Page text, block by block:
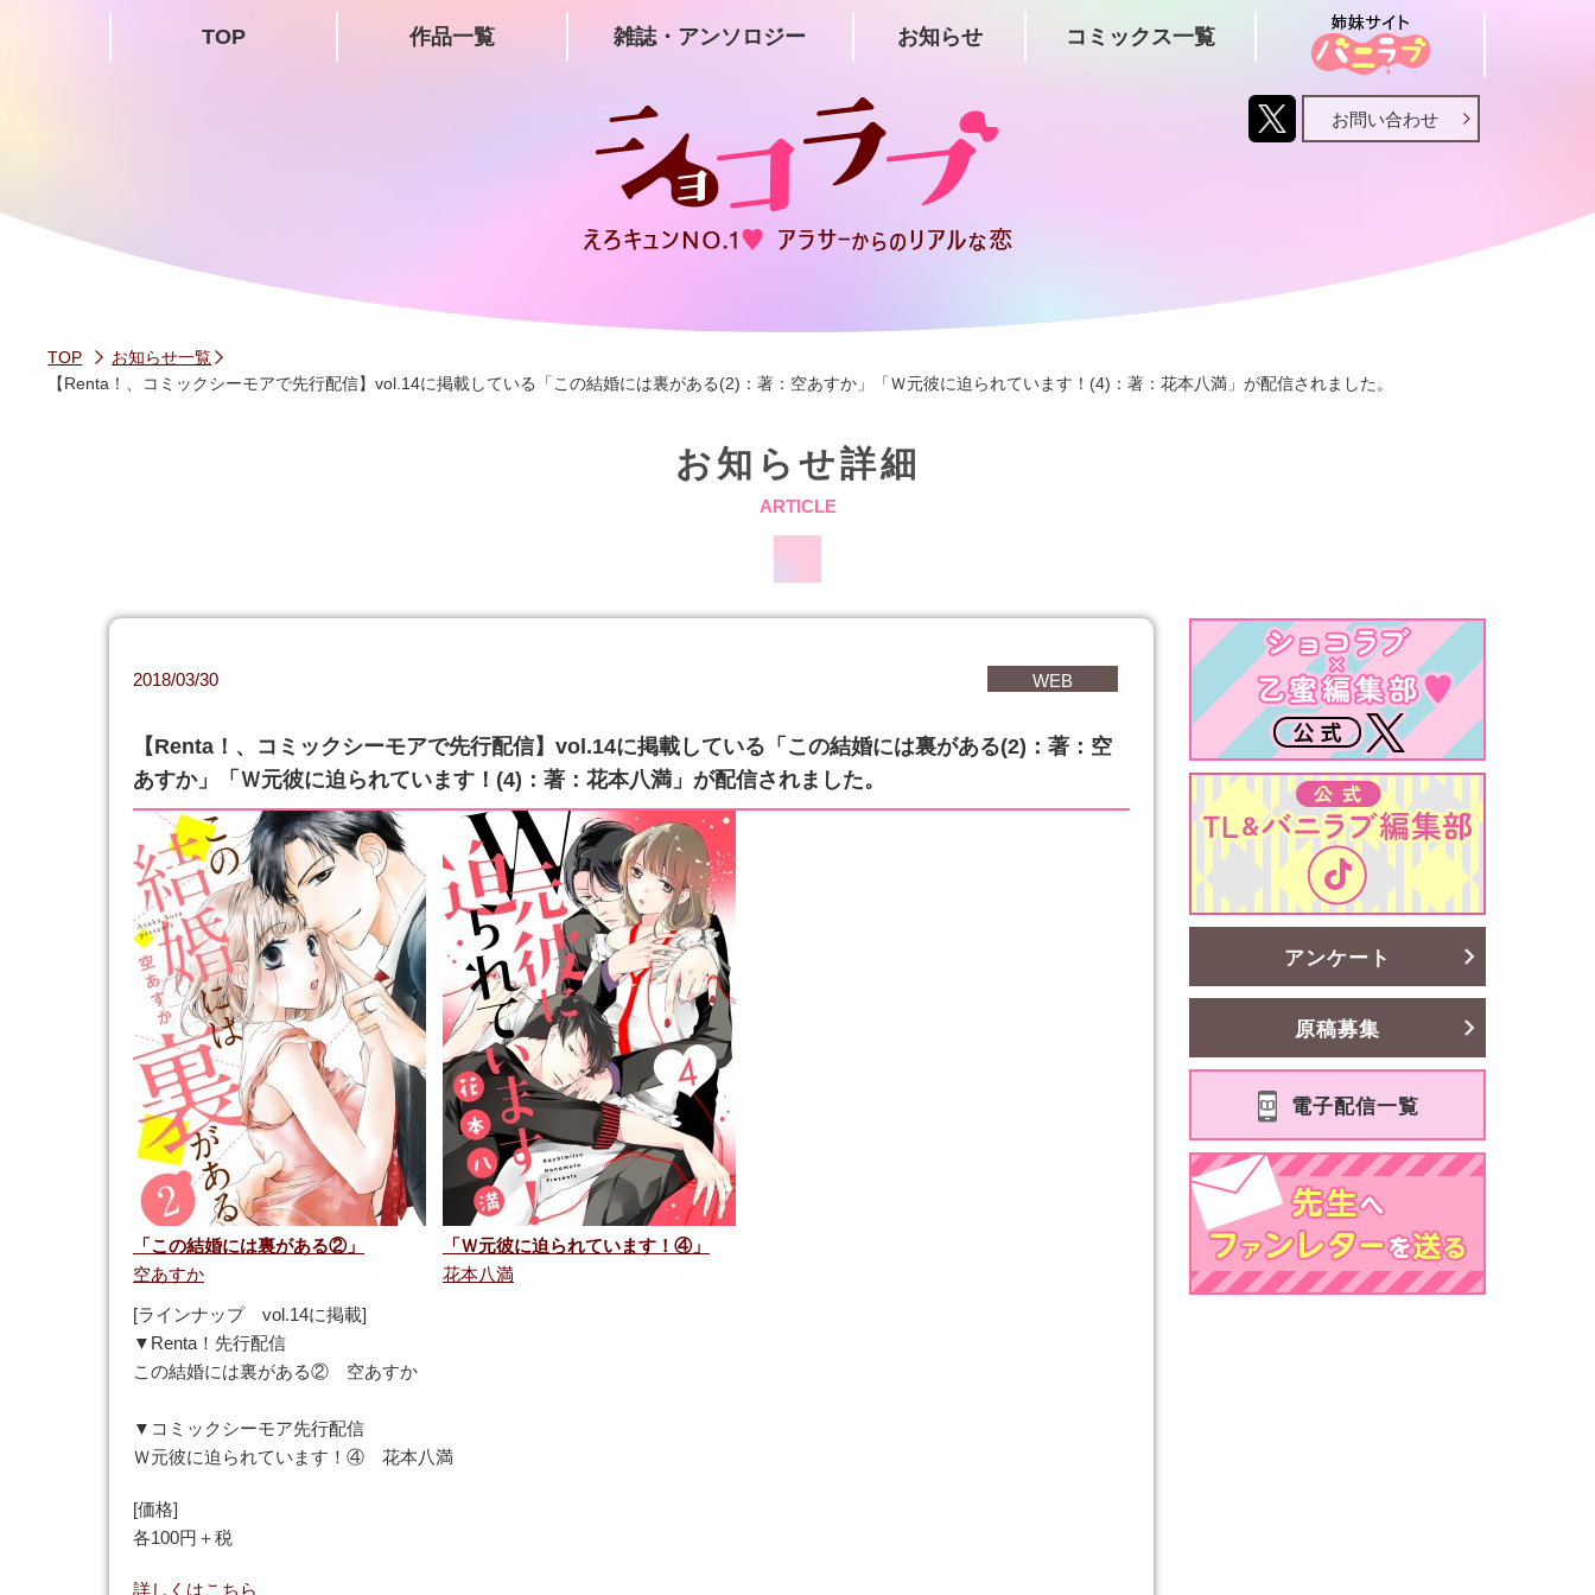
TOP 作品一覧 雑誌・アンソロジー お知らせ コミックス一覧
お問い合わせ
TOP
お知らせ一覧
【Renta！、コミックシーモアで先行配信】vol.14に掲載している「この結婚には裏がある(2)：著：空あすか」「Ｗ元彼に迫られています！(4)：著：花本八満」が配信されました。
お知らせ詳細
ARTICLE
2018/03/30 WEB
【Renta！、コミックシーモアで先行配信】vol.14に掲載している「この結婚には裏がある(2)：著：空
あすか」「Ｗ元彼に迫られています！(4)：著：花本八満」が配信されました。
「この結婚には裏がある②」
空あすか
「Ｗ元彼に迫られています！④」
花本八満
[ラインナップ vol.14に掲載]
▼Renta！先行配信
この結婚には裏がある② 空あすか
▼コミックシーモア先行配信
Ｗ元彼に迫られています！④ 花本八満
[価格]
各100円＋税
詳しくはこちら
アンケート
原稿募集
電子配信一覧